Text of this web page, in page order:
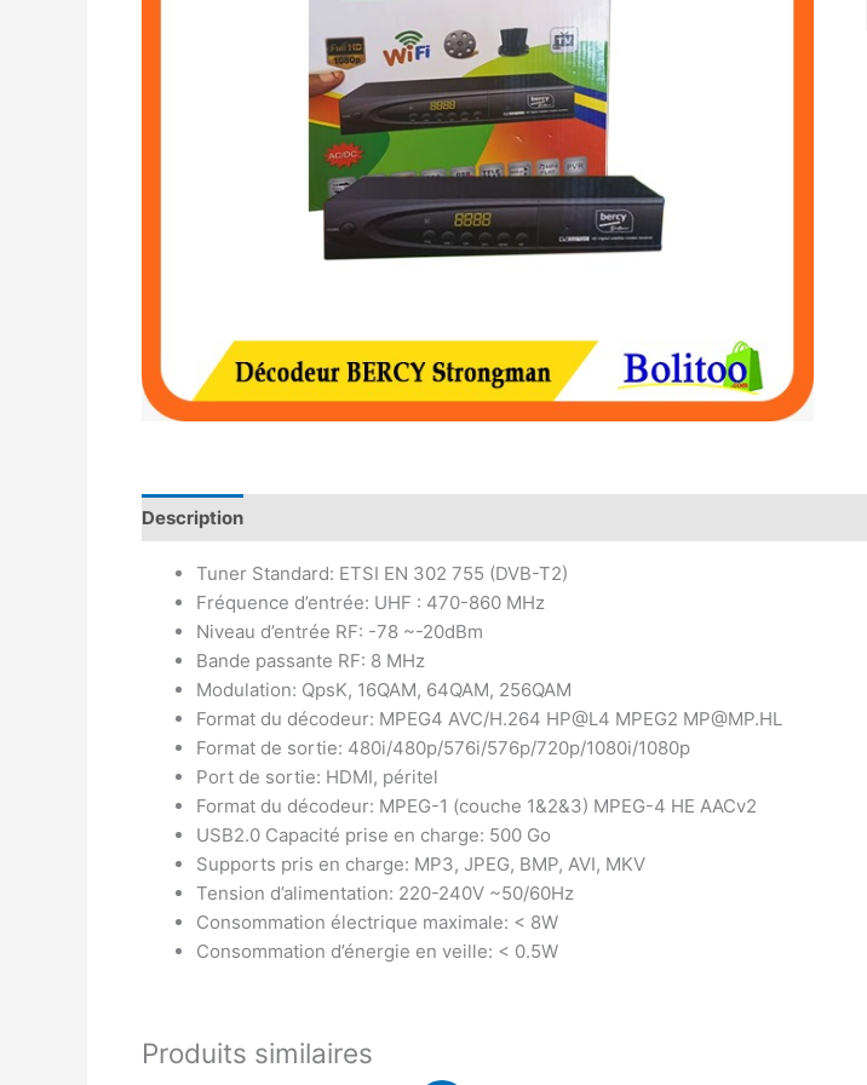
Description
Tuner Standard: ETSI EN 302 755 (DVB-T2)
Fréquence d’entrée: UHF : 470-860 MHz
Niveau d’entrée RF: -78 ~-20dBm
Bande passante RF: 8 MHz
Modulation: QpsK, 16QAM, 64QAM, 256QAM
Format du décodeur: MPEG4 AVC/H.264 HP@L4 MPEG2 MP@MP.HL
Format de sortie: 480i/480p/576i/576p/720p/1080i/1080p
Port de sortie: HDMI, péritel
Format du décodeur: MPEG-1 (couche 1&2&3) MPEG-4 HE AACv2
USB2.0 Capacité prise en charge: 500 Go
Supports pris en charge: MP3, JPEG, BMP, AVI, MKV
Tension d’alimentation: 220-240V ~50/60Hz
Consommation électrique maximale: < 8W
Consommation d’énergie en veille: < 0.5W
Produits similaires